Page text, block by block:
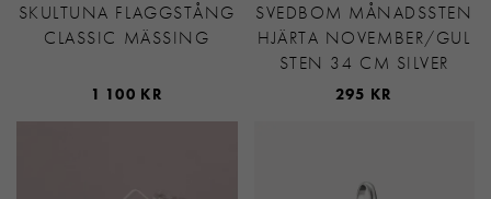
SKULTUNA FLAGGSTÅNG
CLASSIC MÄSSING
1 100 KR
SVEDBOM MÅNADSSTEN
HJÄRTA NOVEMBER/GUL
STEN 34 CM SILVER
295 KR